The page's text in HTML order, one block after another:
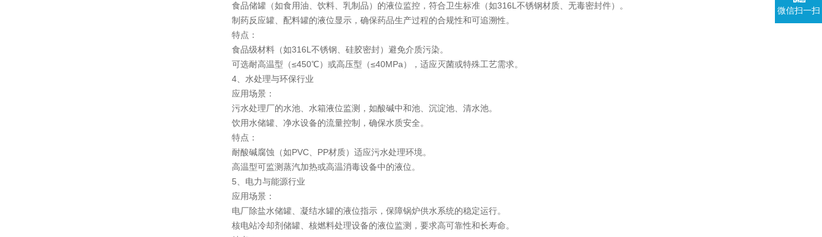
食品储罐（如食用油、饮料、乳制品）的液位监控，符合卫生标准（如316L不锈钢材质、无毒密封件）。
制药反应罐、配料罐的液位显示，确保药品生产过程的合规性和可追溯性。
特点：
食品级材料（如316L不锈钢、硅胶密封）避免介质污染。
可选耐高温型（≤450℃）或高压型（≤40MPa），适应灭菌或特殊工艺需求。
4、水处理与环保行业
应用场景：
污水处理厂的水池、水箱液位监测，如酸碱中和池、沉淀池、清水池。
饮用水储罐、净水设备的流量控制，确保水质安全。
特点：
耐酸碱腐蚀（如PVC、PP材质）适应污水处理环境。
高温型可监测蒸汽加热或高温消毒设备中的液位。
5、电力与能源行业
应用场景：
电厂除盐水储罐、凝结水罐的液位指示，保障锅炉供水系统的稳定运行。
核电站冷却剂储罐、核燃料处理设备的液位监测，要求高可靠性和长寿命。
微信扫一扫